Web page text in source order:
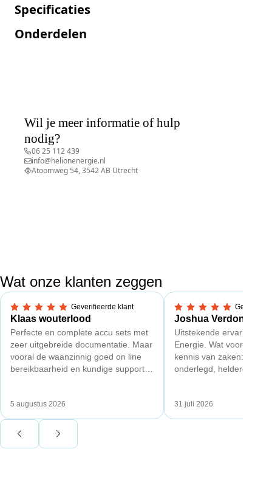
Specificaties
Onderdelen
Wil je meer informatie of hulp
nodig?
06 25 112 439
info@helionenergie.nl
Atoomweg 54, 3542 AB Utrecht
Wat onze klanten zeggen
Geverifieerde klant
5,0 van 5 sterren
Klaas wouterlood
Perfecte en complete accu sets met
zeer uitgebreide documentatie. Maar
vooral de waanzinnig goed on line
bereikbaarheid en kundige support
5 augustus 2026
5,0 van 5 sterren
Joshua Verdonk
Uitstekende ervaring
Energie. Wat vooral
kennis van zaken:
onderlegd, heldere
Ook de nazorg is
31 juli 2026